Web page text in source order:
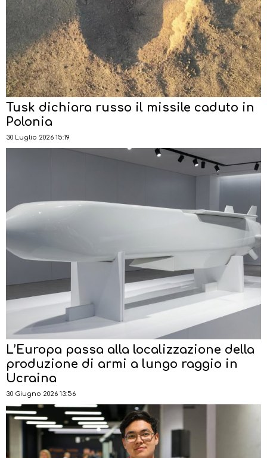
Tusk dichiara russo il missile caduto in
Polonia
30 Luglio 2026 15:19
L’Europa passa alla localizzazione della
produzione di armi a lungo raggio in
Ucraina
30 Giugno 2026 13:56